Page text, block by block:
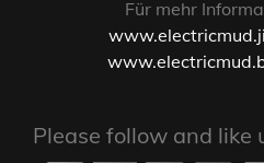
Für mehr
Please follow and like